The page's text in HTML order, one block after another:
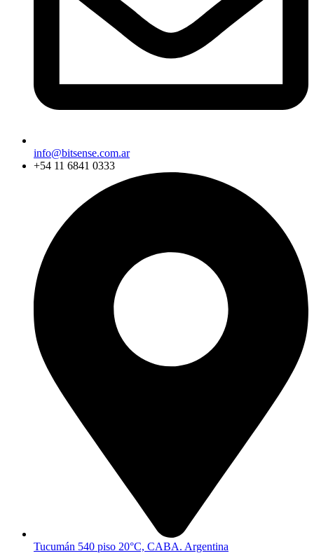
info@bitsense.com.ar
+54 11 6841 0333
Tucumán 540 piso 20°C, CABA. Argentina